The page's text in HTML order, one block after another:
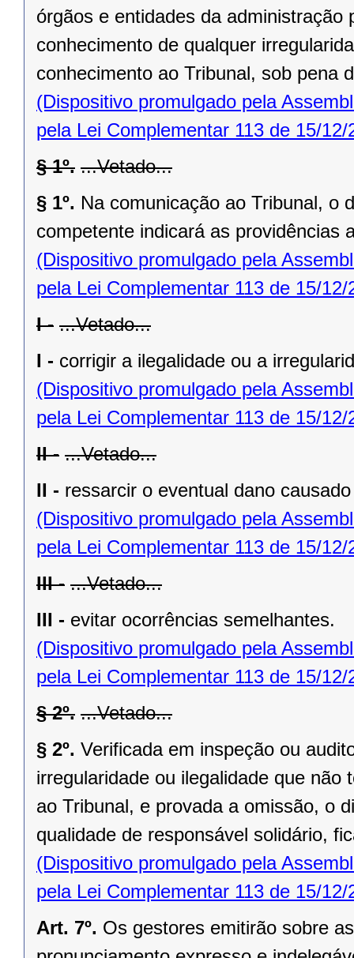
órgãos e entidades da
conhecimento de qualquer
conhecimento ao Tribunal, sob pena
(Dispositivo promulgado pela
pela Lei Complementar 113 de 15/12/
§ 1º. ...Vetado...
§ 1º. Na comunicação ao Tribunal, o
competente indicará as providências
(Dispositivo promulgado pela
pela Lei Complementar 113 de 15/12/
I - ...Vetado...
I - corrigir a ilegalidade ou a
(Dispositivo promulgado pela
pela Lei Complementar 113 de 15/12/
II - ...Vetado...
II - ressarcir o eventual dano
(Dispositivo promulgado pela
pela Lei Complementar 113 de 15/12/
III - ...Vetado...
III - evitar ocorrências semelhantes.
(Dispositivo promulgado pela
pela Lei Complementar 113 de 15/12/
§ 2º. ...Vetado...
§ 2º. Verificada em inspeção ou
irregularidade ou ilegalidade que
ao Tribunal, e provada a omissão, o
qualidade de responsável solidário,
(Dispositivo promulgado pela
pela Lei Complementar 113 de 15/12/
Art. 7º. Os gestores emitirão sobre